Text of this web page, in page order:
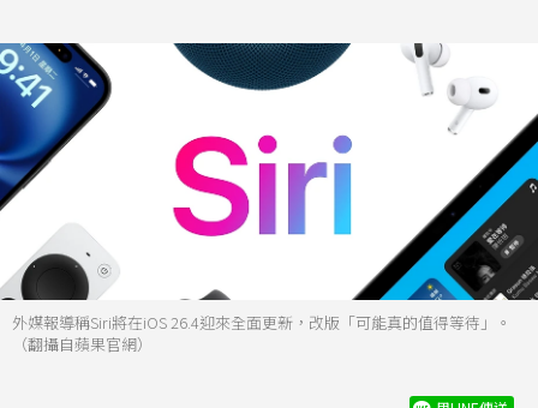
外媒報導稱Siri將在iOS 26.4迎來全面更新，改版「可能真的值得等待」。
（翻攝自蘋果官網）